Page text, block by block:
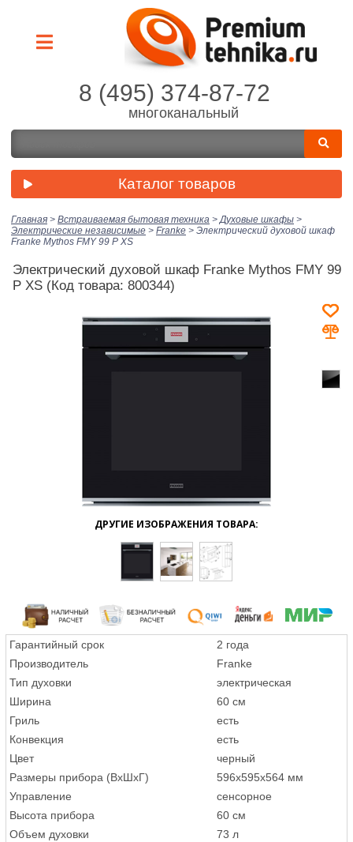
8 (495) 374-87-72
многоканальный
Каталог товаров
Главная > Встраиваемая бытовая техника >Духовые шкафы >
Электрические независимые > Franke > Электрический духовой шкаф
Franke Mythos FMY 99 P XS
Электрический духовой шкаф Franke Mythos FMY 99
P XS (Код товара: 800344)
ДРУГИЕ ИЗОБРАЖЕНИЯ ТОВАРА:
Гарантийный срок
2 года
Производитель
Franke
Тип духовки
электрическая
Ширина
60 см
Гриль
есть
Конвекция
есть
Цвет
черный
Размеры прибора (ВxШxГ)
596x595x564 мм
Управление
сенсорное
Высота прибора
60 см
Объем духовки
73 л